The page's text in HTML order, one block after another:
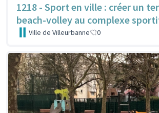
1218 - Sport en ville : créer un
beach-volley au complexe
Ville de Villeurbanne 0